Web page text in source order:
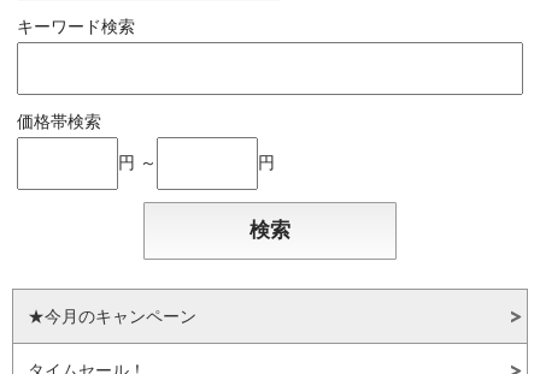
キーワード検索
価格帯検索
円 ～ 円
★今月のキャンペーン